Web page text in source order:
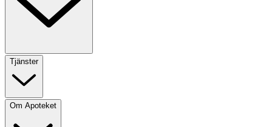
Tjänster
Om Apoteket